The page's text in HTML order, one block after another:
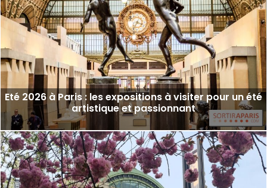
Eté 2026 à Paris : les expositions à visiter pour un été
artistique et passionnant